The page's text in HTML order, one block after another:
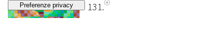
131